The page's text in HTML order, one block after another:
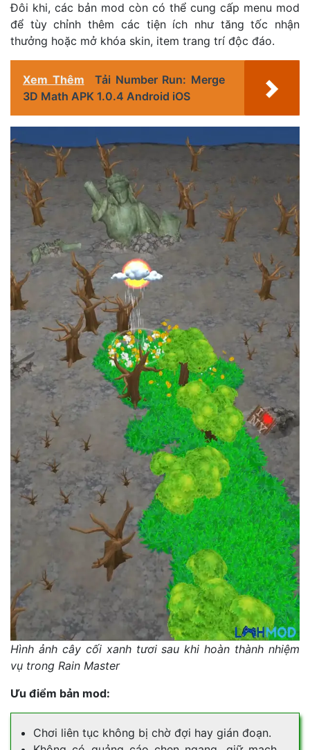
Đôi khi, các bản mod còn có thể cung cấp menu mod
để tùy chỉnh thêm các tiện ích như tăng tốc nhận
thưởng hoặc mở khóa skin, item trang trí độc đáo.
Xem Thêm
Tải Number Run: Merge
3D Math APK 1.0.4 Android iOS
Hình ảnh cây cối xanh tươi sau khi hoàn thành nhiệm
vụ trong Rain Master
Ưu điểm bản mod:
Chơi liên tục không bị chờ đợi hay gián đoạn.